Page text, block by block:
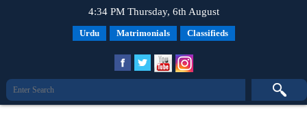
4:34 PM Thursday, 6th August
Urdu Matrimonials Classifieds